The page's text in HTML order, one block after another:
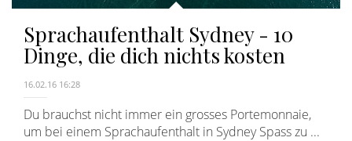
Sprachaufenthalt Sydney - 10
Dinge, die dich nichts kosten
16.02.16 16:28
Du brauchst nicht immer ein grosses Portemonnaie,
um bei einem Sprachaufenthalt in Sydney Spass zu ...